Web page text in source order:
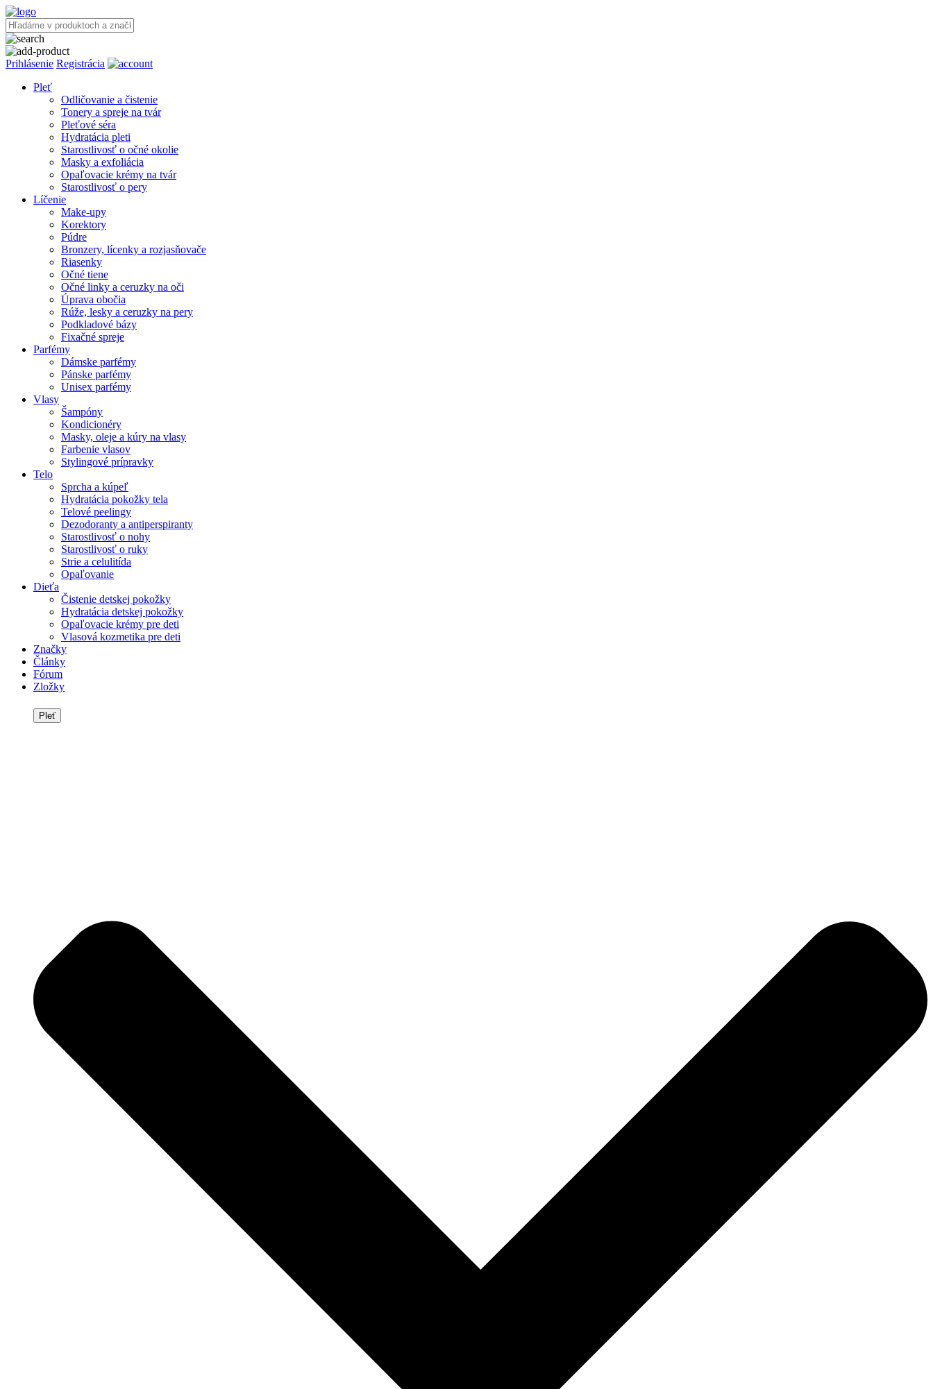
Prihlásenie Registrácia
Pleť
Odličovanie a čistenie
Tonery a spreje na tvár
Pleťové séra
Hydratácia pleti
Starostlivosť o očné okolie
Masky a exfoliácia
Opaľovacie krémy na tvár
Starostlivosť o pery
Líčenie
Make-upy
Korektory
Púdre
Bronzery, lícenky a rozjasňovače
Riasenky
Očné tiene
Očné linky a ceruzky na oči
Úprava obočia
Rúže, lesky a ceruzky na pery
Podkladové bázy
Fixačné spreje
Parfémy
Dámske parfémy
Pánske parfémy
Unisex parfémy
Vlasy
Šampóny
Kondicionéry
Masky, oleje a kúry na vlasy
Farbenie vlasov
Stylingové prípravky
Telo
Sprcha a kúpeľ
Hydratácia pokožky tela
Telové peelingy
Dezodoranty a antiperspiranty
Starostlivosť o nohy
Starostlivosť o ruky
Strie a celulitída
Opaľovanie
Dieťa
Čistenie detskej pokožky
Hydratácia detskej pokožky
Opaľovacie krémy pre deti
Vlasová kozmetika pre deti
Značky
Články
Fórum
Zložky
Pleť